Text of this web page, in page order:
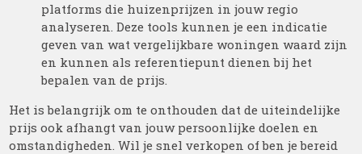
platforms die huizenprijzen in jouw regio
analyseren. Deze tools kunnen je een indicatie
geven van wat vergelijkbare woningen waard zijn
en kunnen als referentiepunt dienen bij het
bepalen van de prijs.
Het is belangrijk om te onthouden dat de uiteindelijke
prijs ook afhangt van jouw persoonlijke doelen en
omstandigheden. Wil je snel verkopen of ben je bereid